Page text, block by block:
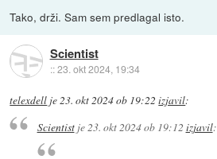
Tako, drži. Sam sem predlagal isto.
Scientist
::23. okt 2024, 19:34
telexdell je23. okt 2024 ob 19:22 izjavil:
Scientistje23. okt 2024 ob 19:12 izjavil: